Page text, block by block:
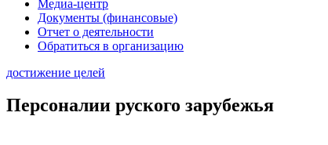
Медиа-центр
Документы (финансовые)
Отчет о деятельности
Обратиться в организацию
достижение целей
Персоналии руского зарубежья